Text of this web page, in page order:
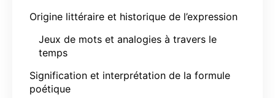
Origine littéraire et historique de l’expression
Jeux de mots et analogies à travers le
temps
Signification et interprétation de la formule
poétique